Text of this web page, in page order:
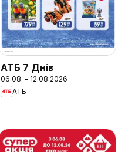
АТБ 7 Днів
06.08. - 12.08.2026
АТБ